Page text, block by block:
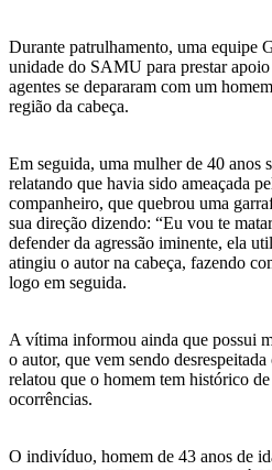
Durante patrulhamento, uma equipe
unidade do SAMU para prestar
agentes se depararam com um
região da cabeça.
Em seguida, uma mulher de 40 anos
relatando que havia sido ameaçada
companheiro, que quebrou uma
sua direção dizendo: “Eu vou te
defender da agressão iminente, ela
atingiu o autor na cabeça, fazendo
logo em seguida.
A vítima informou ainda que possui
o autor, que vem sendo
relatou que o homem tem histórico
ocorrências.
O indivíduo, homem de 43 anos de